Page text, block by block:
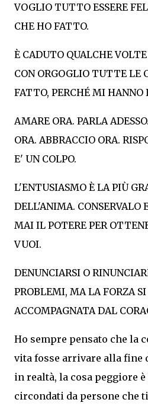
VOGLIO TUTTO ESSERE
CHE HO FATTO.
È CADUTO QUALCHE
CON ORGOGLIO TUTTE LE
FATTO, PERCHÉ MI HANNO
AMARE ORA. PARLA
ORA. ABBRACCIO ORA.
E' UN COLPO.
L'ENTUSIASMO È LA PIÙ
DELL'ANIMA. CONSERVALO
MAI IL POTERE PER
VUOI.
DENUNCIARSI O
PROBLEMI, MA LA FORZA SI
ACCOMPAGNATA DAL
Ho sempre pensato che la
vita fosse arrivare alla fine
in realtà, la cosa peggiore
circondati da persone che